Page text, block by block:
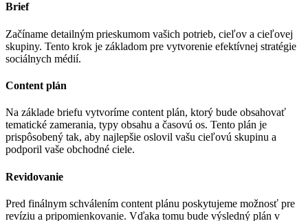
Brief
Začíname detailným prieskumom vašich potrieb, cieľov a cieľovej
skupiny. Tento krok je základom pre vytvorenie efektívnej stratégie
sociálnych médií.
Content plán
Na základe briefu vytvoríme content plán, ktorý bude obsahovať
tematické zamerania, typy obsahu a časovú os. Tento plán je
prispôsobený tak, aby najlepšie oslovil vašu cieľovú skupinu a
podporil vaše obchodné ciele.
Revidovanie
Pred finálnym schválením content plánu poskytujeme možnosť pre
revíziu a pripomienkovanie. Vďaka tomu bude výsledný plán v